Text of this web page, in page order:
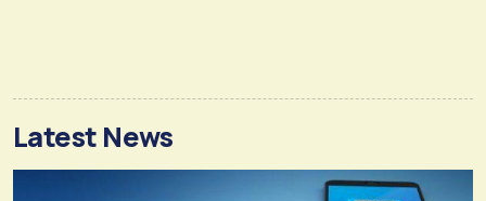
Latest News